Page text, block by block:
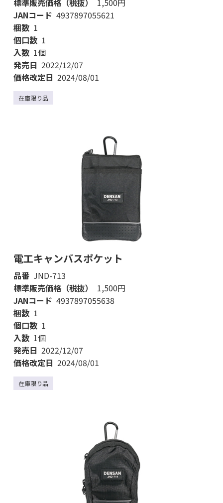
標準販売価格（税抜）
1,500円
JANコード 4937897055621
梱数 1
個口数 1
入数 1個
発売日 2022/12/07
価格改定日 2024/08/01
在庫限り品
電工キャンバスポケット
品番 JND-713
標準販売価格（税抜）
1,500円
JANコード 4937897055638
梱数 1
個口数 1
入数 1個
発売日 2022/12/07
価格改定日 2024/08/01
在庫限り品